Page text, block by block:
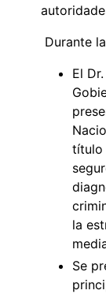
Durante
El
título
la
Se